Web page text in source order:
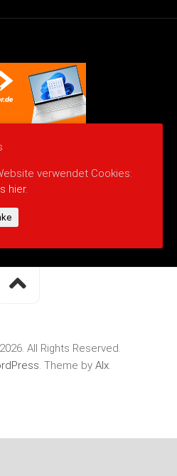
All Rights Reserved.
. Theme by Alx.
verwendet Cookies:
hier.